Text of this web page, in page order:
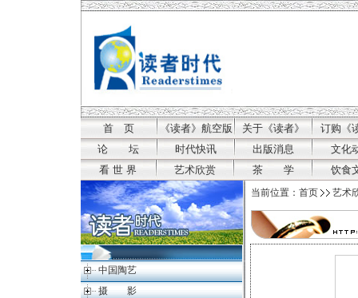
首 页 《读者》航空版 关于《读者》
订购《
论 坛
时代快讯 出版消息
文化
看 世 界
艺术欣赏 茶 学 饮食
中国陶艺
摄 影
当前位置： 首页 艺术